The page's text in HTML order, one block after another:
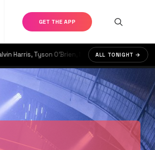
GET THE APP
Tyson O'Brien, MK·doors @ 17:00 €125
ALL TONIGHT →